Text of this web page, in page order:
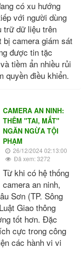
có xu hướng
với người dùng
trữ dữ liệu trên
camera giám sát
được tin tặc
tiềm ẩn nhiều rủi
quyền điều khiển.
CAMERA AN NINH:
THÊM "TAI, MẮT"
NGĂN NGỪA TỘI
PHẠM
26/12/2024 02:13:00
Đã xem: 3272
Từ khi có hệ thống
camera an ninh,
Sơn (TP. Sông
Giao thông
tốt hơn. Đặc
cực trong công
các hành vi vi